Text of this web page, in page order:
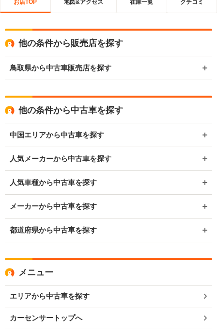
お店TOP 地図&アクセス 在庫一覧 クチコミ
他の条件から販売店を探す
鳥取県から中古車販売店を探す
他の条件から中古車を探す
中国エリアから中古車を探す
人気メーカーから中古車を探す
人気車種から中古車を探す
メーカーから中古車を探す
都道府県から中古車を探す
メニュー
エリアから中古車を探す
カーセンサートップへ